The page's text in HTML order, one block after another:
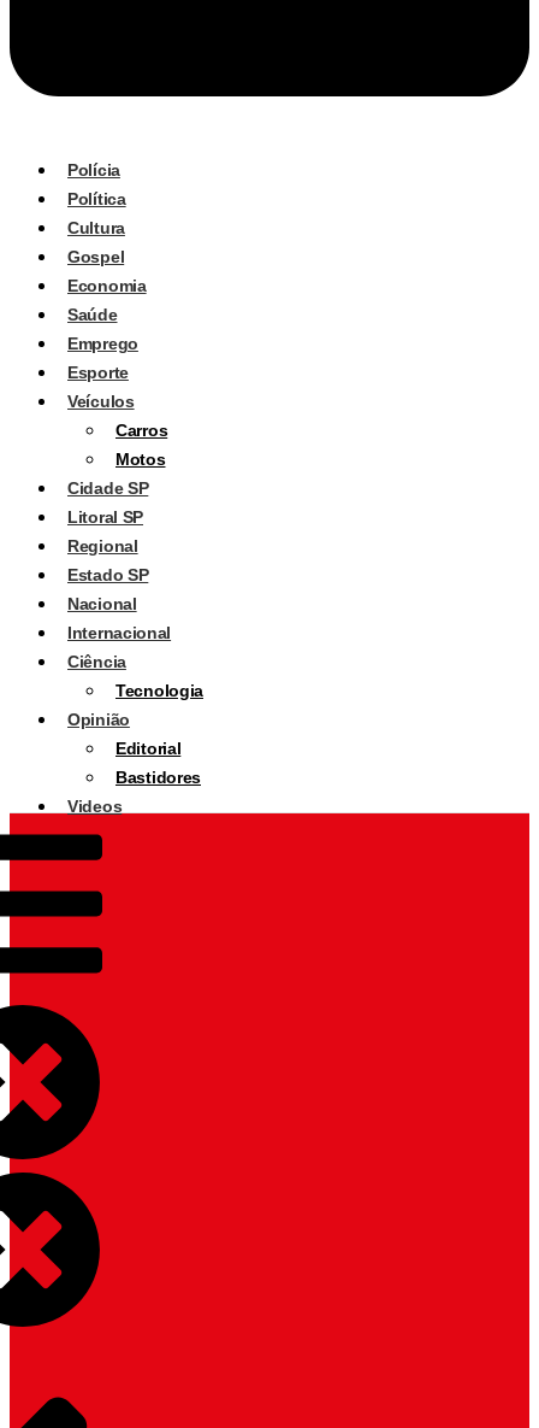
Polícia
Política
Cultura
Gospel
Economia
Saúde
Emprego
Esporte
Veículos
Carros
Motos
Cidade SP
Litoral SP
Regional
Estado SP
Nacional
Internacional
Ciência
Tecnologia
Opinião
Editorial
Bastidores
Videos